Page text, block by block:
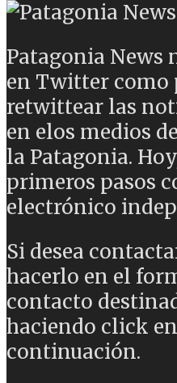
Patagonia News
en Twitter
retwittear las
en elos medios
la Patagonia.
primeros pasos
electrónico
Si desea
hacerlo en el
contacto
haciendo click
continuación.